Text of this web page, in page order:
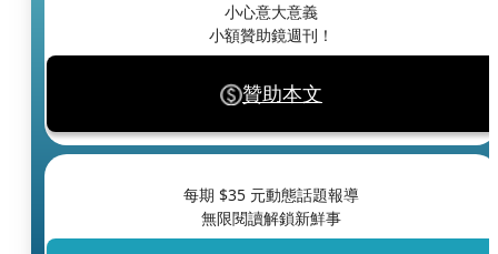
小心意大意義
小額贊助鏡週刊！
贊助本文
每期 $35 元動態話題報導
無限閱讀解鎖新鮮事